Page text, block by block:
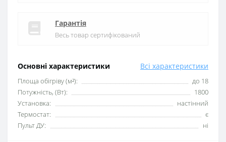
Основні характеристики Всі характеристики
Площа обігріву (м²):
до 18
Потужність, (Вт):
1800
Установка:
настінний
Термостат:
є
Пульт ДУ:
ні
Гарантія
Весь товар сертифікований